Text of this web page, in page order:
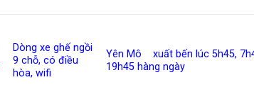
Dòng xe ghế ngồi
9 chỗ, có điều
hòa, wifi
Yên Mô xuất bến lúc5h45,
19h45 hàng ngày